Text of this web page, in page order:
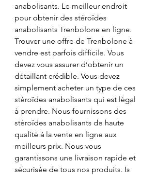
anabolisants. Le meilleur endroit
pour obtenir des stéroïdes
anabolisants Trenbolone en ligne.
Trouver une offre de Trenbolone à
vendre est parfois difficile. Vous
devez vous assurer d’obtenir un
détaillant crédible. Vous devez
simplement acheter un type de ces
stéroïdes anabolisants qui est légal
à prendre. Nous fournissons des
stéroïdes anabolisants de haute
qualité à la vente en ligne aux
meilleurs prix. Nous vous
garantissons une livraison rapide et
sécurisée de tous nos produits. Is